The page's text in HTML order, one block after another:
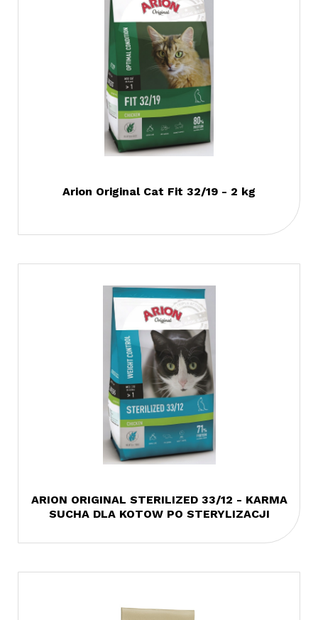
Arion Original Cat Fit 32/19 - 2 kg
ARION ORIGINAL STERILIZED 33/12 - KARMA
SUCHA DLA KOTOW PO STERYLIZACJI